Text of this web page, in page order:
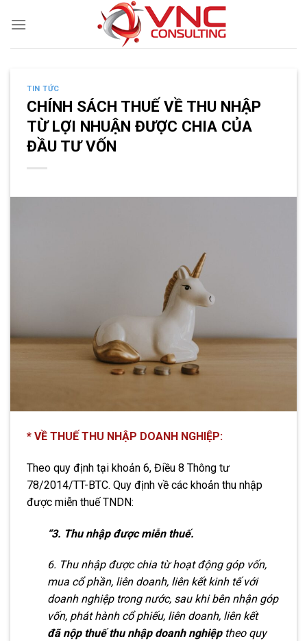
TIN TỨC
CHÍNH SÁCH THUẾ VỀ THU NHẬP
TỪ LỢI NHUẬN ĐƯỢC CHIA CỦA
ĐẦU TƯ VỐN
* VỀ THUẾ THU NHẬP DOANH NGHIỆP:
Theo quy định tại khoản 6, Điều 8 Thông tư
78/2014/TT-BTC. Quy định về các khoản thu nhập
được miễn thuế TNDN:
“3. Thu nhập được miễn thuế.
6. Thu nhập được chia từ hoạt động góp vốn,
mua cổ phần, liên doanh, liên kết kinh tế với
doanh nghiệp trong nước, sau khi bên nhận góp
vốn, phát hành cổ phiếu, liên doanh, liên kết
đã nộp thuế thu nhập doanh nghiệptheo quy